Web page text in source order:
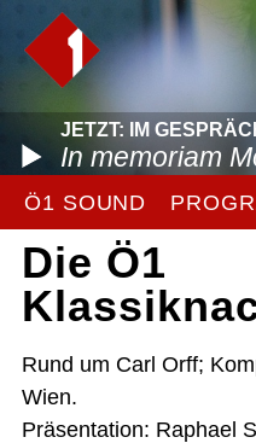
JETZT: IM
In memoriam
Ö1 SOUND
Die Ö1
Rund um Carl Orff;
Wien.
Präsentation: Raphael